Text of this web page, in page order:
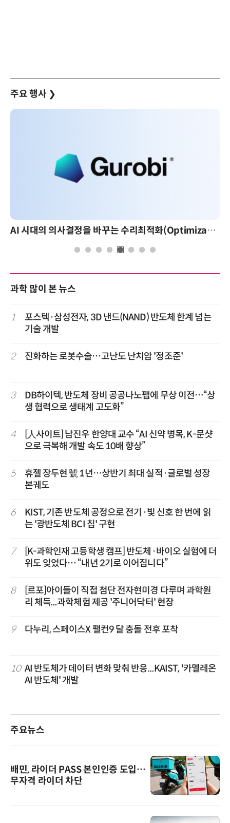
주요 행사 ❯
AI 시대의 의사결정을 바꾸는 수리최적화(Optimization): 실제 산업 적용 사례와 활용 전략
과학 많이 본 뉴스
1
포스텍·삼성전자, 3D 낸드(NAND) 반도체 한계 넘는
기술 개발
2 진화하는 로봇수술…고난도 난치암 '정조준'
3
DB하이텍, 반도체 장비 공공나노팹에 무상 이전…“상
생 협력으로 생태계 고도화”
4
[人사이트] 남진우 한양대 교수 “AI 신약 병목, K-문샷
으로 극복해 개발 속도 10배 향상”
5
휴젤 장두현 號 1년…상반기 최대 실적·글로벌 성장
본궤도
6
KIST, 기존 반도체 공정으로 전기·빛 신호 한 번에 읽
는 '광반도체 BCI 칩' 구현
7
[K-과학인재 고등학생 캠프] 반도체·바이오 실험에 더
위도 잊었다… “내년 2기로 이어집니다”
8
[르포]아이들이 직접 첨단 전자현미경 다루며 과학원
리 체득...과학체험 제공 '주니어닥터' 현장
9 다누리, 스페이스X 팰컨9 달 충돌 전후 포착
10 AI 반도체가 데이터 변화 맞춰 반응...KAIST, '카멜레온
AI 반도체' 개발
주요뉴스
배민, 라이더 PASS 본인인증 도입…
무자격 라이더 차단